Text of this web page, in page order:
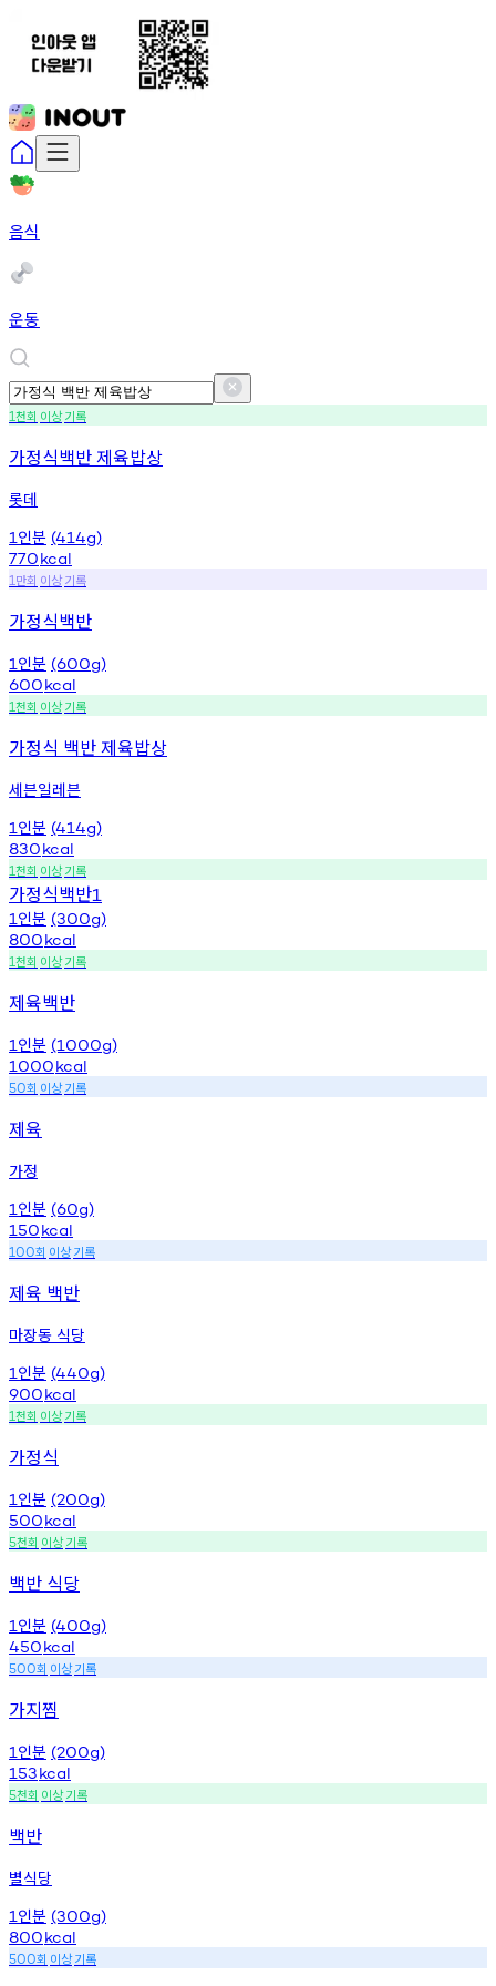
음식
운동
1천회 이상기록
가정식백반 제육밥상
롯데
1 인분 (414g)
770kcal
1 만회 이상기록
가정식백반
1 인분 (600g)
600kcal
1천회 이상기록
가정식 백반 제육밥상
세븐일레븐
1 인분 (414g)
830kcal
1천회 이상기록
가정식백반1
1 인분 (300g)
800kcal
1천회 이상기록
제육백반
1 인분 (1000g)
1000kcal
50회 이상기록
제육
가정
1 인분 (60g)
150kcal
100회 이상기록
제육 백반
마장동 식당
1 인분 (440g)
900kcal
1천회 이상기록
가정식
1 인분 (200g)
500kcal
5천회 이상기록
백반 식당
1 인분 (400g)
450kcal
500회 이상기록
가지찜
1 인분 (200g)
153kcal
5천회 이상기록
백반
별식당
1 인분 (300g)
800kcal
500회 이상기록